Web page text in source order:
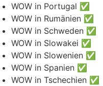
WOW in Portugal ✅
WOW in Rumänien ✅
WOW in Schweden ✅
WOW in Slowakei ✅
WOW in Slowenien ✅
WOW in Spanien ✅
WOW in Tschechien ✅